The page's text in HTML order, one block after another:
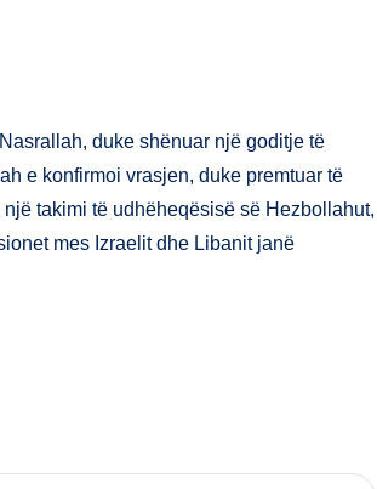
duke shënuar një goditje të
e konfirmoi vrasjen, duke premtuar të
takimi të udhëheqësisë së Hezbollahut,
mes Izraelit dhe Libanit janë